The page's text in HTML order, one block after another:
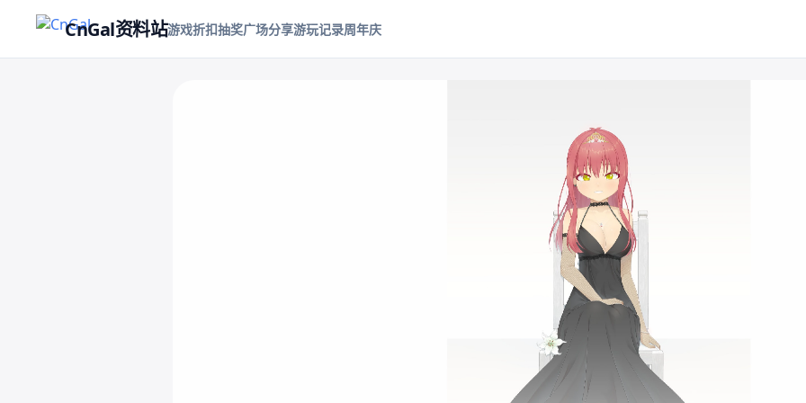
CnGal资料站游戏折扣抽奖广场分享游玩记录周年庆